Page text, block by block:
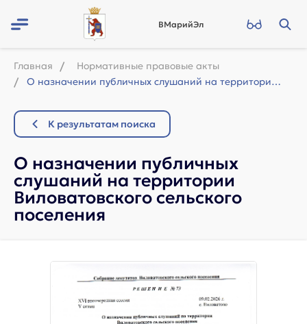
ВМарийЭл
Главная
Нормативные правовые акты
О назначении публичных слушаний на территории Виловатовского сельского поселени...
К результатам поиска
О назначении публичных
слушаний на территории
Виловатовского сельского
поселения